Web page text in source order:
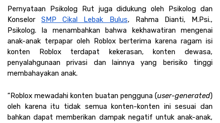
Pernyataan Psikolog Rut juga didukung oleh Psikolog dan
Konselor SMP Cikal Lebak Bulus, Rahma Dianti, M.Psi.,
Psikolog. Ia menambahkan bahwa kekhawatiran mengenai
anak-anak terpapar oleh Roblox berterima karena ragam isi
konten Roblox terdapat kekerasan, konten dewasa,
penyalahgunaan privasi dan lainnya yang berisiko tinggi
membahayakan anak.
“Roblox mewadahi konten buatan pengguna (user-generated)
oleh karena itu tidak semua konten-konten ini sesuai dan
bahkan dapat memberikan dampak negatif untuk anak-anak,